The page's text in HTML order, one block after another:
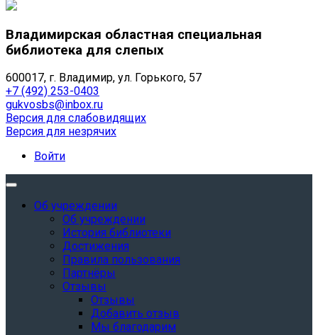
Владимирская областная специальная
библиотека для слепых
600017, г. Владимир, ул. Горького, 57
+7 (492) 253-0403
gukvosbs@inbox.ru
Версия для слабовидящих
Версия для незрячих
Войти
Об учреждении
Об учреждении
История библиотеки
Достижения
Правила пользования
Партнёры
Отзывы
Отзывы
Добавить отзыв
Мы благодарим